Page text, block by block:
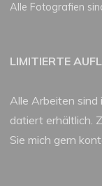
Alle Fotografien
LIMITIERTE
Alle Arbeiten sind
datiert erhältlich.
Sie mich gern